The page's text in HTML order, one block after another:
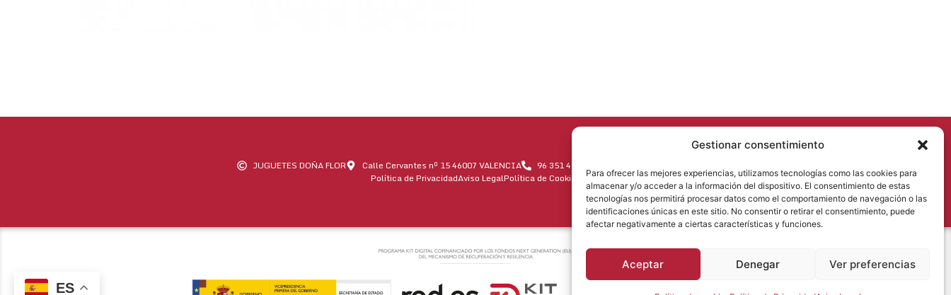
Gestionar consentimiento
Para ofrecer las mejores experiencias, utilizamos tecnologías como las cookies para
almacenar y/o acceder a la información del dispositivo. El consentimiento de estas
tecnologías nos permitirá procesar datos como el comportamiento de navegación o las
identificaciones únicas en este sitio. No consentir o retirar el consentimiento, puede
afectar negativamente a ciertas características y funciones.
Aceptar Denegar Ver preferencias
JUGUETES DOÑA FLOR Calle Cervantes nº 15 46007 VALENCIA 96 351 45 22
Política de PrivacidadAviso LegalPolítica de Cookies
ES